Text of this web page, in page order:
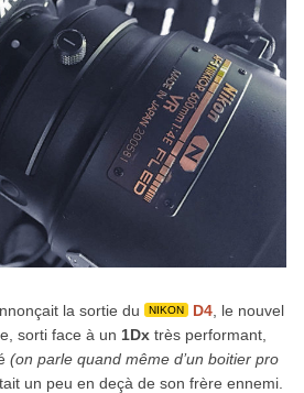
la sortie du NIKON D4, le nouvel
sorti face à un 1Dxtrès performant,
(on parle quand même d’un boitier pro
un peu en deçà de son frère ennemi.